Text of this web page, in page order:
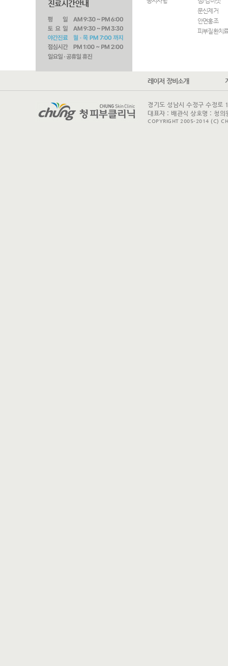
문신제거
안면홍조
피부질환치
레이저 장비소개
경기도 성남시 수정구 수정
대표자 : 배관식 상호명 : 청
COPYRIGHT 2005-2014 (C)